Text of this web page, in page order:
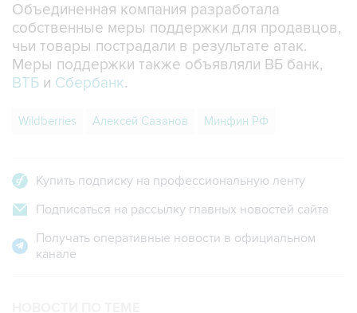
Объединенная компания разработала
собственные меры поддержки для продавцов,
чьи товары пострадали в результате атак.
Меры поддержки также объявляли ВБ банк,
ВТБ и Сбербанк.
Wildberries Алексей Сазанов Минфин РФ
Купить подписку на профессиональную ленту
Подписаться на рассылку главных новостей сайта
Получать оперативные новости в официальном
канале